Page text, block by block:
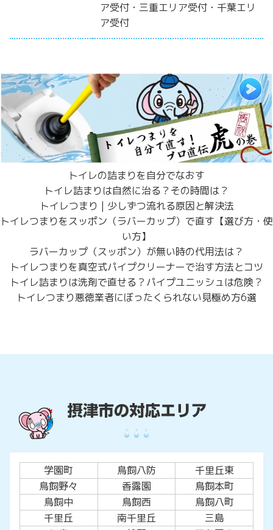
ア受付・三重エリア受付・千葉エリ
ア受付
トイレの詰まりを自分でなおす
トイレ詰まりは自然に治る？その時間は？
トイレつまり | 少しずつ流れる原因と解決法
トイレつまりをスッポン（ラバーカップ）で直す【選び方・使
い方】
ラバーカップ（スッポン）が無い時の代用法は？
トイレつまりを真空式パイプクリーナーで治す方法とコツ
トイレ詰まりは洗剤で直せる？パイプユニッシュは危険？
トイレつまり悪徳業者にぼったくられない見極め方6選
学園町 鳥飼八防
千里丘東
鳥飼野々
香露園
鳥飼本町
鳥飼中
鳥飼西
鳥飼八町
千里丘
南千里丘
三島